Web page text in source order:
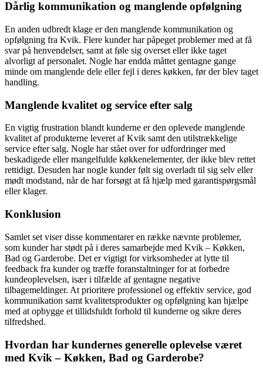
Dårlig kommunikation og manglende opfølgning
En anden udbredt klage er den manglende kommunikation og
opfølgning fra Kvik. Flere kunder har påpeget problemer med at få
svar på henvendelser, samt at føle sig overset eller ikke taget
alvorligt af personalet. Nogle har endda måttet gentagne gange
minde om manglende dele eller fejl i deres køkken, før der blev taget
handling.
Manglende kvalitet og service efter salg
En vigtig frustration blandt kunderne er den oplevede manglende
kvalitet af produkterne leveret af Kvik samt den utilstrækkelige
service efter salg. Nogle har stået over for udfordringer med
beskadigede eller mangelfulde køkkenelementer, der ikke blev rettet
rettidigt. Desuden har nogle kunder følt sig overladt til sig selv eller
mødt modstand, når de har forsøgt at få hjælp med garantispørgsmål
eller klager.
Konklusion
Samlet set viser disse kommentarer en række nævnte problemer,
som kunder har stødt på i deres samarbejde med Kvik – Køkken,
Bad og Garderobe. Det er vigtigt for virksomheder at lytte til
feedback fra kunder og træffe foranstaltninger for at forbedre
kundeoplevelsen, især i tilfælde af gentagne negative
tilbagemeldinger. At prioritere professionel og effektiv service, god
kommunikation samt kvalitetsprodukter og opfølgning kan hjælpe
med at opbygge et tillidsfuldt forhold til kunderne og sikre deres
tilfredshed.
Hvordan har kundernes generelle oplevelse været
med Kvik – Køkken, Bad og Garderobe?